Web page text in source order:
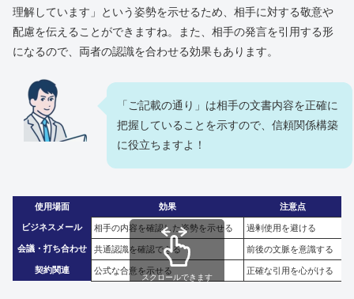
理解しています」という姿勢を示せるため、相手に対する敬意や
配慮を伝えることができますね。また、相手の発言を引用する形
になるので、両者の認識を合わせる効果もあります。
「ご記載の通り」は相手の文書内容を正確に
把握していることを示すので、信頼関係構築
に役立ちますよ！
使用場面 効果 注意点
ビジネスメール 相手の内容を確認した姿勢を示せる 過剰使用を避ける
会議・打ち合わせ 共通認識を確認できる 前後の文脈を意識する
契約関連 公式な合意を示せる 正確な引用を心がける
スクロールできます